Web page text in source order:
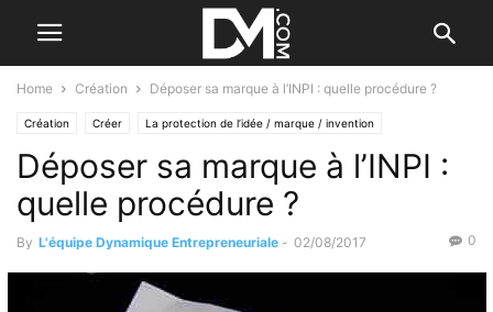
Home Création Déposer sa marque à l’INPI : quelle procédure ?
Création Créer La protection de l’idée / marque / invention
Déposer sa marque à l’INPI :
quelle procédure ?
By L'équipe Dynamique Entrepreneuriale - 02/08/2017 0